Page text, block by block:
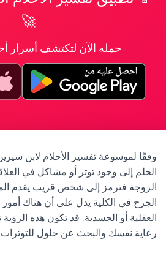
🚀
حمله الآن لتكتشف أسرار
وفقًا لموسوعة تفسير الأحلام لابن
الحلم إلى وجود توتر أو مشاكل في
الزوجة فترمز إلى شخص قريب يقدم
الجرح في الكلية يدل على أن هناك
العقلية أو الجسدية. قد تكون هذه
رعاية نفسك والبحث عن حلول للتوترات